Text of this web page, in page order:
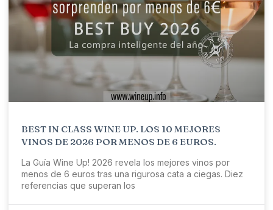
BEST IN CLASS WINE UP. LOS 10 MEJORES
VINOS DE 2026 POR MENOS DE 6 EUROS.
La Guía Wine Up! 2026 revela los mejores vinos por
menos de 6 euros tras una rigurosa cata a ciegas. Diez
referencias que superan los